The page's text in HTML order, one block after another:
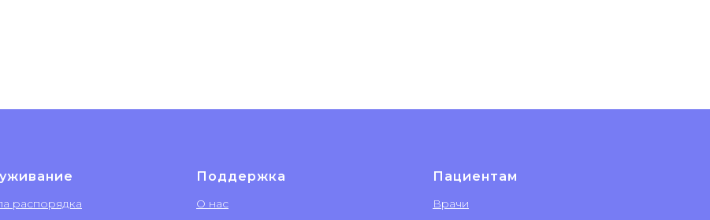
распорядка
Поддержка
О нас
Пациентам
Врачи